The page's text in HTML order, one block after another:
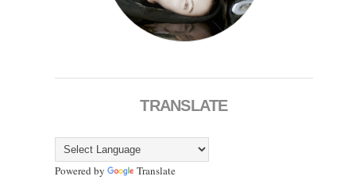
TRANSLATE
Powered by Translate